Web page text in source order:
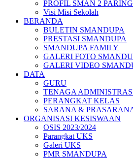
STATISTIK
SIAP
PROFIL SMAN 2
Visi Misi Sekolah
BERANDA
BULETIN SMANDUPA
PRESTASI SMANDUPA
SMANDUPA FAMILY
GALERI FOTO
GALERI VIDEO
DATA
GURU
TENAGA
PERANGKAT KELAS
SARANA &
ORGANISASI KESISWAAN
OSIS 2023/2024
Parangkat UKS
Galeri UKS
PMR SMANDUPA